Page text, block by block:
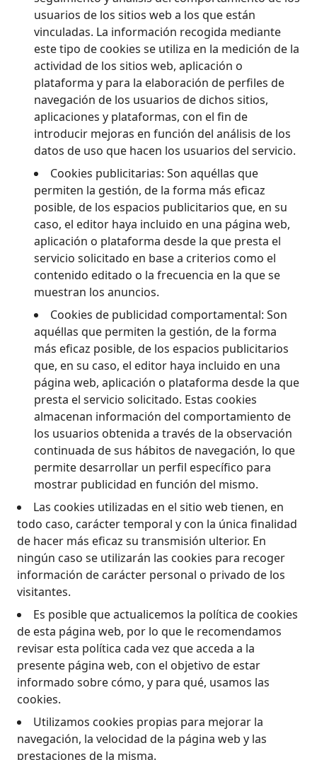
usuarios de los sitios web a los que están
vinculadas. La información recogida mediante
este tipo de cookies se utiliza en la medición de la
actividad de los sitios web, aplicación o
plataforma y para la elaboración de perfiles de
navegación de los usuarios de dichos sitios,
aplicaciones y plataformas, con el fin de
introducir mejoras en función del análisis de los
datos de uso que hacen los usuarios del servicio.
Cookies publicitarias: Son aquéllas que
permiten la gestión, de la forma más eficaz
posible, de los espacios publicitarios que, en su
caso, el editor haya incluido en una página web,
aplicación o plataforma desde la que presta el
servicio solicitado en base a criterios como el
contenido editado o la frecuencia en la que se
muestran los anuncios.
Cookies de publicidad comportamental: Son
aquéllas que permiten la gestión, de la forma
más eficaz posible, de los espacios publicitarios
que, en su caso, el editor haya incluido en una
página web, aplicación o plataforma desde la que
presta el servicio solicitado. Estas cookies
almacenan información del comportamiento de
los usuarios obtenida a través de la observación
continuada de sus hábitos de navegación, lo que
permite desarrollar un perfil específico para
mostrar publicidad en función del mismo.
Las cookies utilizadas en el sitio web tienen, en
todo caso, carácter temporal y con la única finalidad
de hacer más eficaz su transmisión ulterior. En
ningún caso se utilizarán las cookies para recoger
información de carácter personal o privado de los
visitantes.
Es posible que actualicemos la política de cookies
de esta página web, por lo que le recomendamos
revisar esta política cada vez que acceda a la
presente página web, con el objetivo de estar
informado sobre cómo, y para qué, usamos las
cookies.
Utilizamos cookies propias para mejorar la
navegación, la velocidad de la página web y las
prestaciones de la misma.